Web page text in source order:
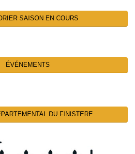
SAISON EN COURS
ÉVÉNEMENTS
DU FINISTERE